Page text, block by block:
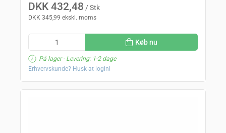
DKK 432,48 / Stk
DKK 345,99 ekskl. moms
Køb nu
På lager- Levering: 1-2 dage
Erhvervskunde? Husk at login!